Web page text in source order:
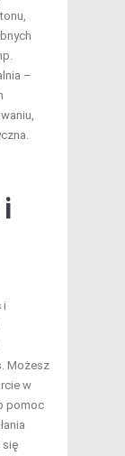
–
i
Możesz
w
pomoc
się